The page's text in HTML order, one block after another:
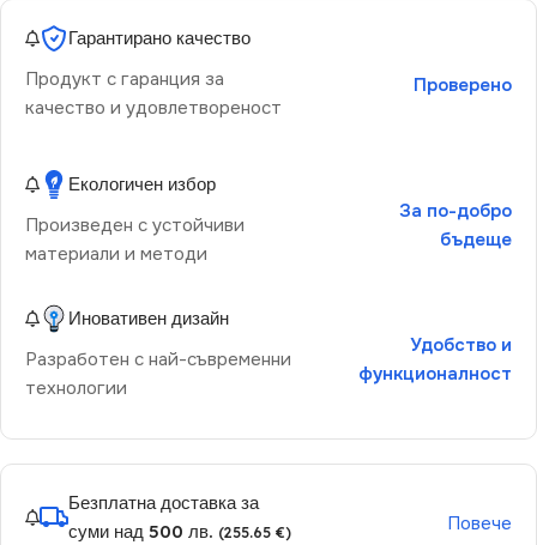
Гарантирано качество
Продукт с гаранция за
качество и удовлетвореност
Проверено
Екологичен избор
Произведен с устойчиви
материали и методи
За по-добро
бъдеще
Иновативен дизайн
Разработен с най-съвременни
технологии
Удобство и
функционалност
Безплатна доставка за
суми над 500 лв. (255.65 €) Повече